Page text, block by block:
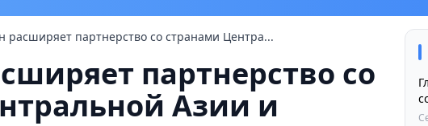
расширяет партнерство со странами Центра...
партнерство со
Азии и